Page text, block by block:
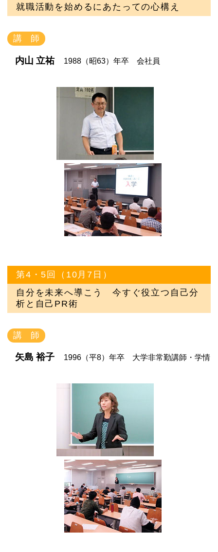
就職活動を始めるにあたっての心構え
講 師
内山 立祐 1988（昭63）年卒 会社員
第4・5回（10月7日）
自分を未来へ導こう 今すぐ役立つ自己分
析と自己PR術
講 師
矢島 裕子 1996（平8）年卒 大学非常勤講師・学情